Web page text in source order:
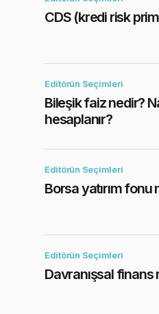
CDS (kredi risk
Editörün Seçimleri
Bileşik faiz nedir?
hesaplanır?
Editörün Seçimleri
Borsa yatırım fonu
Editörün Seçimleri
Davranışsal finans